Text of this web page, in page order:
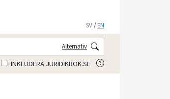
SV /EN
Alternativ
INKLUDERA JURIDIKBOK.SE